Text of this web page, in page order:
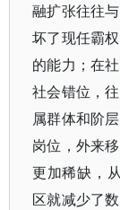
融扩张往往
坏了现任霸
的能力；在
社会错位，
属群体和阶
岗位，外来
更加稀缺，
区就减少了